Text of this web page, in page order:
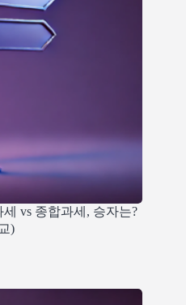
vs 종합과세, 승자는?
)